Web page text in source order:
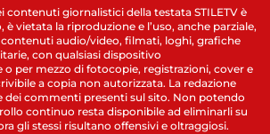
contenuti giornalistici della testata STILETV è
è vietata la riproduzione e l’uso, anche parziale,
audio/video, filmati, loghi, grafiche
con qualsiasi dispositivo
per mezzo di fotocopie, registrazioni, cover e
a copia non autorizzata. La redazione
dei commenti presenti sul sito. Non potendo
continuo resta disponibile ad eliminarli su
gli stessi risultano offensivi e oltraggiosi.